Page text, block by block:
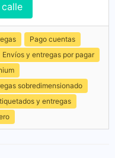
Pago cuentas
Envíos y entregas por pagar
sobredimensionado
y entregas